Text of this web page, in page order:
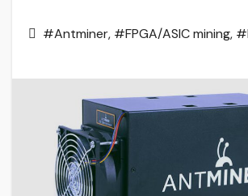
#Antminer, #FPGA/ASIC mining,